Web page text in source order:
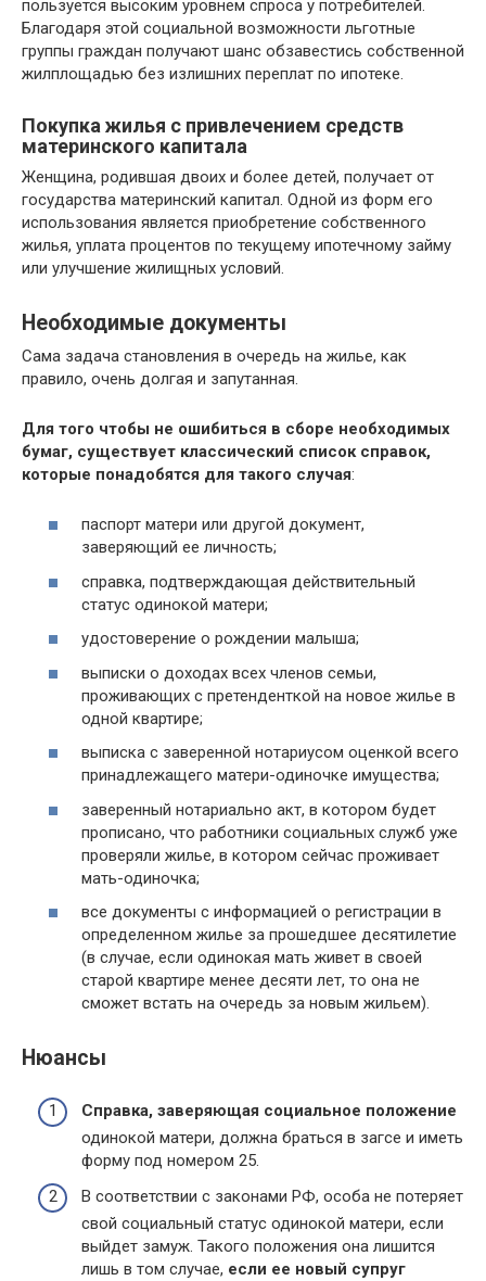
пользуется высоким уровнем спроса у потребителей.
Благодаря этой социальной возможности льготные
группы граждан получают шанс обзавестись собственной
жилплощадью без излишних переплат по ипотеке.
Покупка жилья с привлечением средств
материнского капитала
Женщина, родившая двоих и более детей, получает от
государства материнский капитал. Одной из форм его
использования является приобретение собственного
жилья, уплата процентов по текущему ипотечному займу
или улучшение жилищных условий.
Необходимые документы
Сама задача становления в очередь на жилье, как
правило, очень долгая и запутанная.
Для того чтобы не ошибиться в сборе необходимых
бумаг, существует классический список справок,
которые понадобятся для такого случая:
паспорт матери или другой документ,
заверяющий ее личность;
справка, подтверждающая действительный
статус одинокой матери;
удостоверение о рождении малыша;
выписки о доходах всех членов семьи,
проживающих с претенденткой на новое жилье в
одной квартире;
выписка с заверенной нотариусом оценкой всего
принадлежащего матери-одиночке имущества;
заверенный нотариально акт, в котором будет
прописано, что работники социальных служб уже
проверяли жилье, в котором сейчас проживает
мать-одиночка;
все документы с информацией о регистрации в
определенном жилье за прошедшее десятилетие
(в случае, если одинокая мать живет в своей
старой квартире менее десяти лет, то она не
сможет встать на очередь за новым жильем).
Нюансы
Справка, заверяющая социальное положение
одинокой матери, должна браться в загсе и иметь
форму под номером 25.
В соответствии с законами РФ, особа не потеряет
свой социальный статус одинокой матери, если
выйдет замуж. Такого положения она лишится
лишь в том случае, если ее новый супруг